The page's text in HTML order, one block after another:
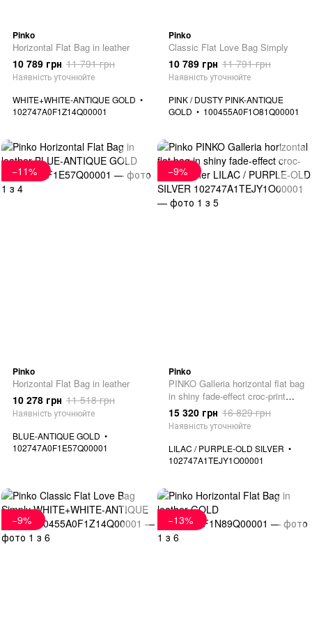
Pinko
Horizontal Flat Bag in leather
10 789 грн 11 791 грн
Наявність уточнюйте
WHITE+WHITE-ANTIQUE GOLD
102747A0F1Z14Q00001
Pinko
Classic Flat Love Bag Simply
10 789 грн 11 791 грн
Наявність уточнюйте
PINK / DUSTY PINK-ANTIQUE
GOLD
100455A0F1O81Q00001
−11%
Pinko
Horizontal Flat Bag in leather
10 278 грн 11 518 грн
Наявність уточнюйте
BLUE-ANTIQUE GOLD
102747A0F1E57Q00001
−9%
Pinko
PINKO Galleria horizontal flat bag
in shiny fade-effect croc-print
leather
15 320 грн 16 829 грн
Наявність уточнюйте
LILAC / PURPLE-OLD SILVER
102747A1TEJY1O00001
−9% −13%